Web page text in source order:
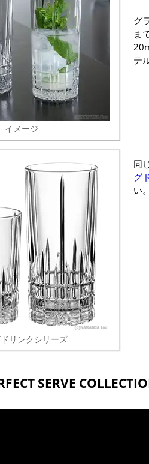
イメージ
グ
ま
テ
リンクシリーズ
同
グ
い。
SERVE